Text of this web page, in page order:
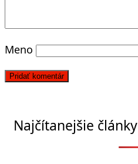
Meno
Najčítanejšie články